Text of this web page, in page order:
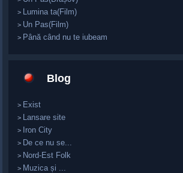
> Lumina ta(Film)
> Un Pas(Film)
> Până când nu te iubeam
Blog
> Exist
> Lansare site
> Iron City
> De ce nu se...
> Nord-Est Folk
> Muzica și ...